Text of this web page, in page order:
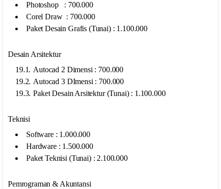
Photoshop : 700.000
Corel Draw : 700.000
Paket Desain Grafis (Tunai) : 1.100.000
Desain Arsitektur
Autocad 2 Dimensi : 700.000
Autocad 3 DImensi : 700.000
Paket Desain Arsitektur (Tunai) : 1.100.000
Teknisi
Software : 1.000.000
Hardware : 1.500.000
Paket Teknisi (Tunai) : 2.100.000
Pemrograman & Akuntansi